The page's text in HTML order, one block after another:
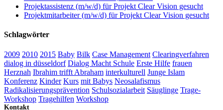
Projektassistenz (m/w/d) für Projekt Clear Vision gesucht
Projektmitarbeiter (m/w/d) für Projekt Clear Vision gesucht
Schlagwörter
2009 2010 2015 Baby Bilk Case Management Clearingverfahren
dialog in düsseldorf Dialog Macht Schule Erste Hilfe frauen
Herznah Ibrahim trifft Abraham interkulturell Junge Islam
Konferenz Kinder Kurs mit Babys Neosalafismus
Radikalisierungsprävention Schulsozialarbeit Säuglinge Trage-
Workshop Tragehilfen Workshop
Kontakt